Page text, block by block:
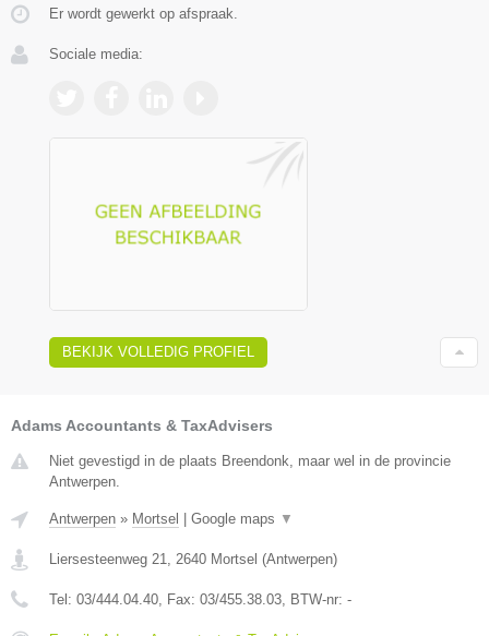
Er wordt gewerkt op afspraak.
Sociale media:
BEKIJK VOLLEDIG PROFIEL
Adams Accountants & TaxAdvisers
Niet gevestigd in de plaats Breendonk, maar wel in de provincie
Antwerpen.
Antwerpen » Mortsel Google maps ▼
Liersesteenweg 21, 2640 Mortsel (Antwerpen)
Tel: 03/444.04.40, Fax: 03/455.38.03, BTW-nr: -